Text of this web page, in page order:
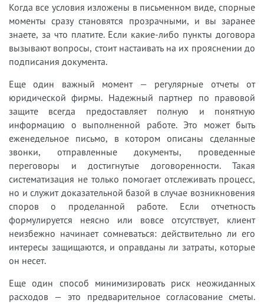
Когда все условия изложены в письменном виде, спорные
моменты сразу становятся прозрачными, и вы заранее
знаете, за что платите. Если какие-либо пункты договора
вызывают вопросы, стоит настаивать на их прояснении до
подписания документа.
Еще один важный момент — регулярные отчеты от
юридической фирмы. Надежный партнер по правовой
защите всегда предоставляет полную и понятную
информацию о выполненной работе. Это может быть
еженедельное письмо, в котором описаны сделанные
звонки, отправленные документы, проведенные
переговоры и достигнутые договоренности. Такая
систематизация не только помогает отслеживать процесс,
но и служит доказательной базой в случае возникновения
споров о проделанной работе. Если отчетность
формулируется неясно или вовсе отсутствует, клиент
неизбежно начинает сомневаться: действительно ли его
интересы защищаются, и оправданы ли затраты, которые
он несет.
Еще один способ минимизировать риск неожиданных
расходов — это предварительное согласование сметы.